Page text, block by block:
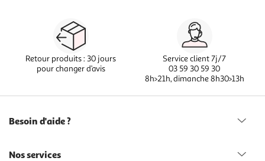
Retour produits : 30 jours
pour changer d’avis
Service client 7j/7
03 59 30 59 30
8h>21h, dimanche 8h30>13h
Besoin d'aide ?
Nos services